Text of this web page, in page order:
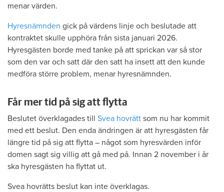
menar värden.
Hyresnämnden gick på värdens linje och beslutade att
kontraktet skulle upphöra från sista januari 2026.
Hyresgästen borde med tanke på att sprickan var så stor
som den var och satt där den satt ha insett att den kunde
medföra större problem, menar hyresnämnden.
Får mer tid på sig att flytta
Beslutet överklagades till Svea hovrätt som nu har kommit
med ett beslut. Den enda ändringen är att hyresgästen får
längre tid på sig att flytta – något som hyresvärden inför
domen sagt sig villig att gå med på. Innan 2 november i år
ska hyresgästen ha flyttat ut.
Svea hovrätts beslut kan inte överklagas.